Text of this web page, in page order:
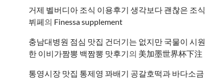
거제 벨버디아 조식 이용후기 생각보다 괜찮은 조식
뷔페의 ​Finessa supplement
충남대병원 점심 맛집 건더기는 없지만 국물이 시원
한 이비가짬뽕 백짬뽕 맛후기의 美加墨世界杯下注
통영시장 맛집 통제영 꽈배기 공갈호떡과 바다소금